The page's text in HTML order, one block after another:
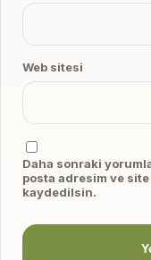
Web sitesi
Daha sonraki
posta adresim ve site
kaydedilsin.